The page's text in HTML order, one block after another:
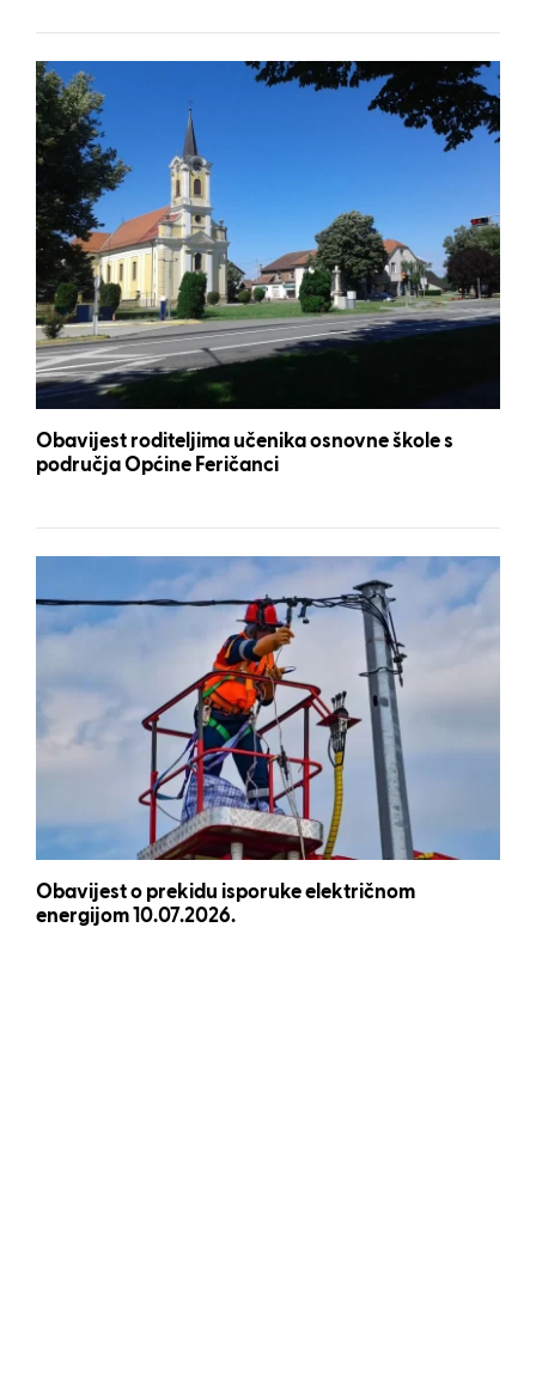
Obavijest roditeljima učenika osnovne škole s
područja Općine Feričanci
Obavijest o prekidu isporuke električnom
energijom 10.07.2026.